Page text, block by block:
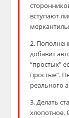
вступают
2.
добавит
“простых”
простые”.
реального
3. Делать
хлопотное.